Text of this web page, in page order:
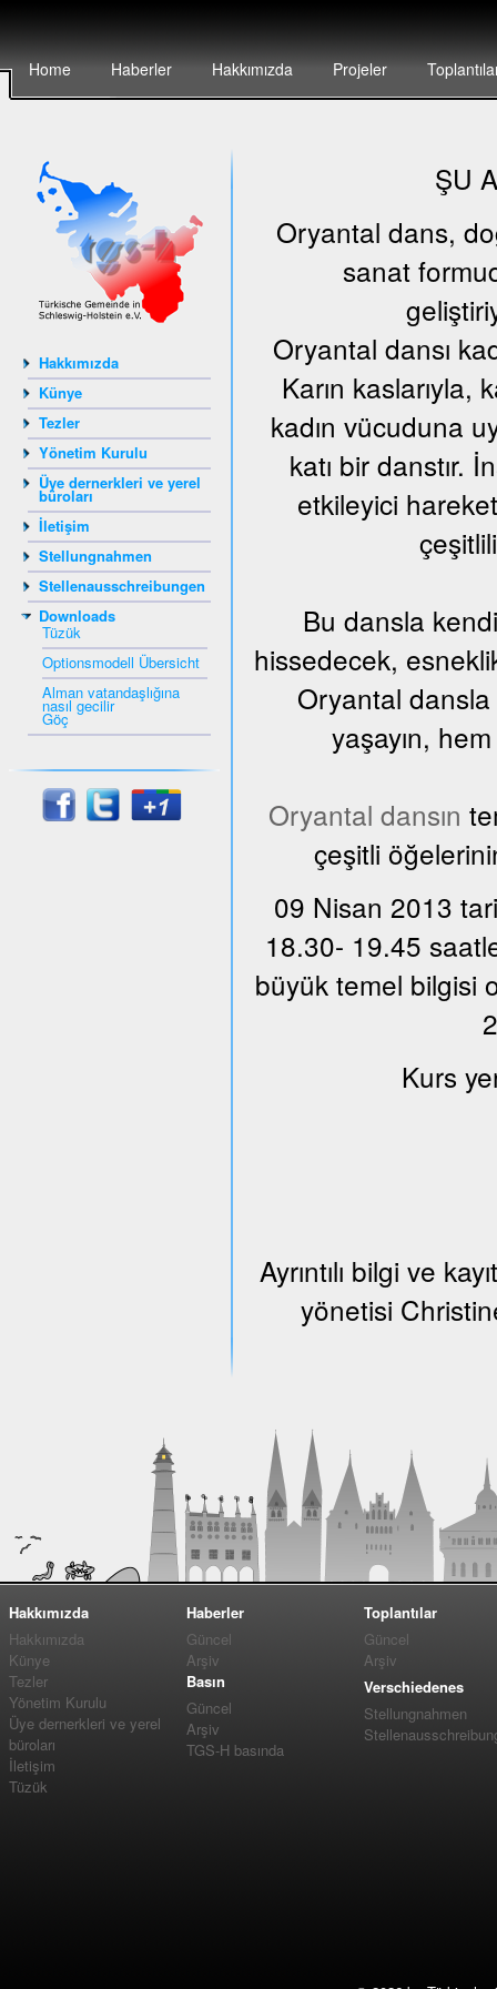
Home Haberler Hakkımızda Projeler
Hakkımızda
Künye
Tezler
Yönetim Kurulu
Üye dernerkleri ve yerel
büroları
İletişim
Stellungnahmen
Stellenausschreibungen
Downloads
Tüzük
Optionsmodell Übersicht
Alman vatandaşlığına
nasıl gecilir
Göç
ŞU
Oryantal dans,
sanat
Oryantal dansı
Karın
kadın vücuduna
katı bir danstır.
etkileyici
Bu dansla
hissedecek,
Oryantal dansla
yaşayın,
Oryantal dansın
çeşitli
09 Nisan 2013
18.30- 19.45
büyük temel bilgisi
Kurs
Ayrıntılı bilgi ve
yönetisi
Hakkımızda
Hakkımızda
Künye
Tezler
Yönetim Kurulu
Üye dernerkleri ve yerel
büroları
İletişim
Tüzük
Haberler
Güncel
Arşiv
Basın
Güncel
Arşiv
TGS-H basında
Toplantılar
Güncel
Arşiv
Verschiedenes
Stellungnahmen